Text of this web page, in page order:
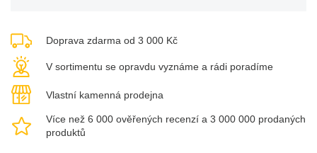
Doprava zdarma od 3 000 Kč
V sortimentu se opravdu vyznáme a rádi poradíme
Vlastní kamenná prodejna
Více než 6 000 ověřených recenzí a 3 000 000 prodaných
produktů